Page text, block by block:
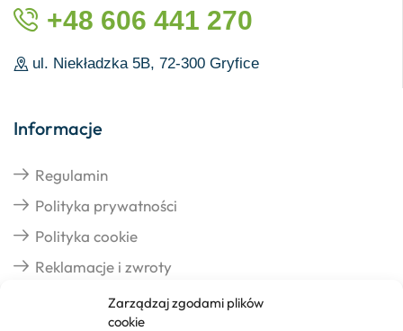
Zarządzaj zgodami plików
cookie
+48 606 441 270
ul. Niekładzka 5B, 72-300 Gryfice
Informacje
Regulamin
Polityka prywatności
Polityka cookie
Reklamacje i zwroty